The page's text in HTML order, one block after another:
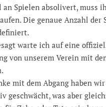
an Spielen absolivert, muss
Die genaue Anzahl der
warte ich auf eine
von unserem Verein mit
mit dem Abgang haben
geschwächt, was aber